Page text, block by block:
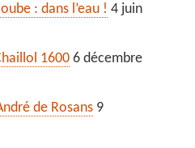
: dans l’eau ! 4 juin
1600 6 décembre
de Rosans 9